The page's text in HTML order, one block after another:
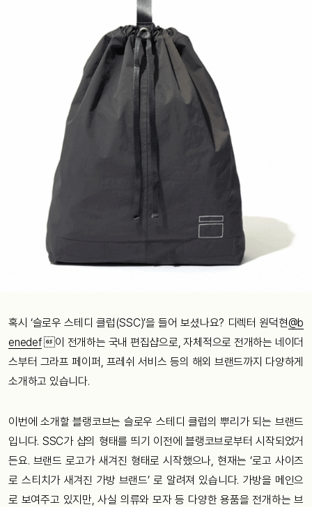
혹시 ‘슬로우 스테디 클럽(SSC)’을 들어 보셨나요? 디렉터 원덕현@b
enedef 이 전개하는 국내 편집샵으로, 자체적으로 전개하는 네이더
스부터 그라프 페이퍼, 프레쉬 서비스 등의 해외 브랜드까지 다양하게
소개하고 있습니다.
이번에 소개할 블랭코브는 슬로우 스테디 클럽의 뿌리가 되는 브랜드
입니다. SSC가 샵의 형태를 띄기 이전에 블랭코브로부터 시작되었거
든요. 브랜드 로고가 새겨진 형태로 시작했으나, 현재는 ‘로고 사이즈
로 스티치가 새겨진 가방 브랜드’ 로 알려져 있습니다. 가방을 메인으
로 보여주고 있지만, 사실 의류와 모자 등 다양한 용품을 전개하는 브